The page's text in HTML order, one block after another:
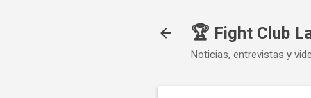
🏆 Fight Club
Noticias, entrevistas y